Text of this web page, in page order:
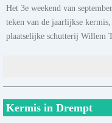
Het 3e weekend van
teken van de jaarlijkse
plaatselijke schutterij Willem
Kermis in Drempt